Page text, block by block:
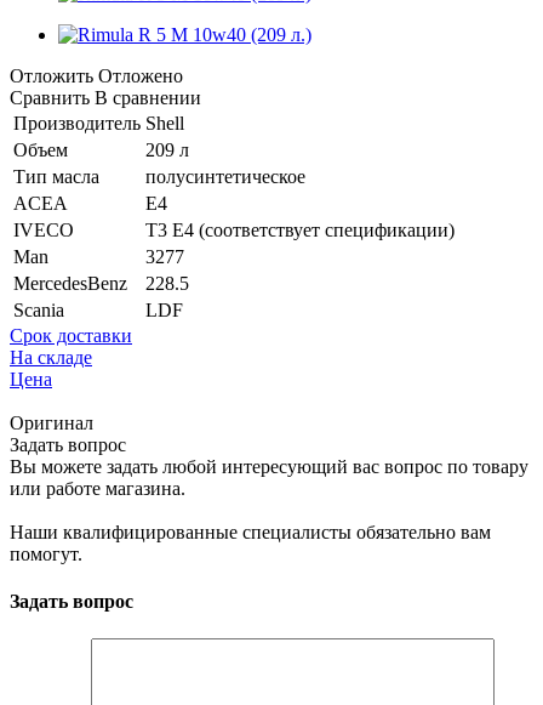
Отложить Отложено
Сравнить В сравнении
Производитель Shell
Объем
209 л
Тип масла
полусинтетическое
ACEA
E4
IVECO
T3 E4 (соответствует спецификации)
Man
3277
MercedesBenz
228.5
Scania
LDF
Срок доставки
На складе
Цена
Оригинал
Задать вопрос
Вы можете задать любой интересующий вас вопрос по товару
или работе магазина.
Наши квалифицированные специалисты обязательно вам
помогут.
Задать вопрос